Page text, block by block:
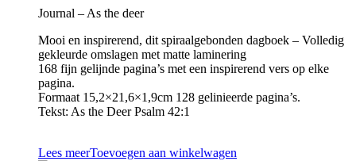
Journal – As the deer
Mooi en inspirerend, dit spiraalgebonden dagboek – Volledig
gekleurde omslagen met matte laminering
168 fijn gelijnde pagina’s met een inspirerend vers op elke
pagina.
Formaat 15,2×21,6×1,9cm 128 gelinieerde pagina’s.
Tekst: As the Deer Psalm 42:1
Lees meerToevoegen aan winkelwagen